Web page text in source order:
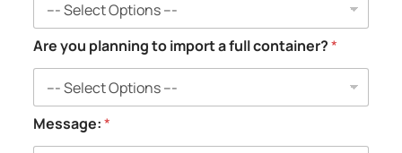
n
i
n
g
r
o
m
Are you planning to import a full container?*
Message:*